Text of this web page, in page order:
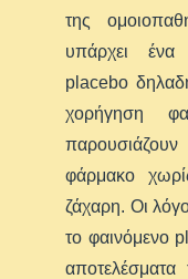
της
υπάρχει ένα
placebo
χορήγηση
φάρμακο
ζάχαρη. Οι
το φαινόμενο